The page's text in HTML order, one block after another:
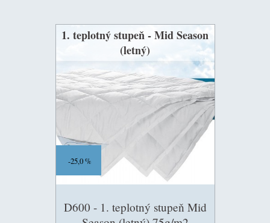
1. teplotný stupeň - Mid Season
(letný)
D600 - 1. teplotný stupeň Mid
25,0 %